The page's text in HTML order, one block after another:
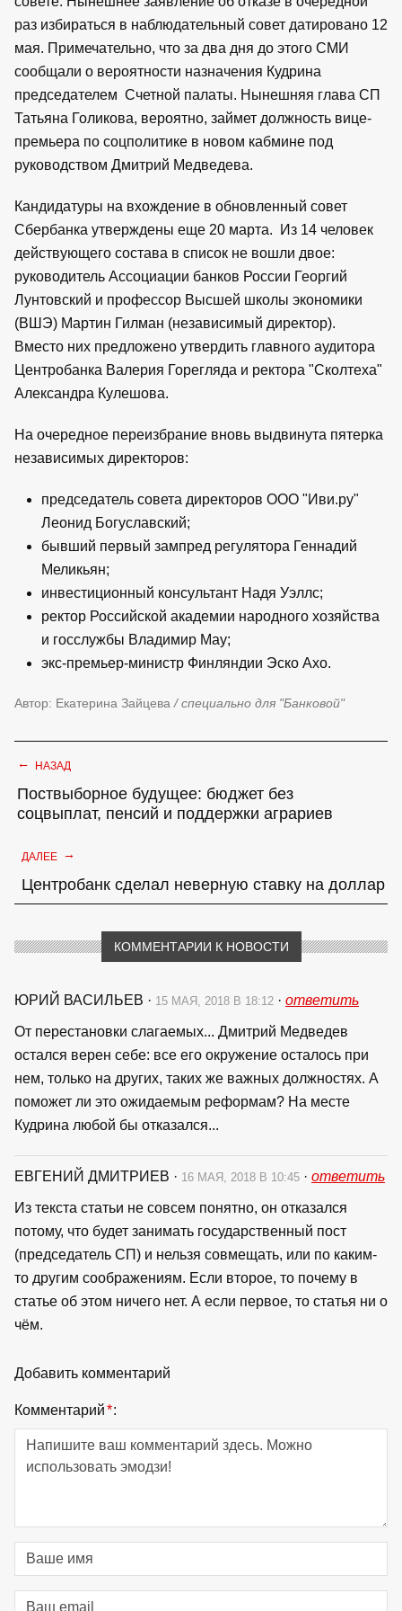
раз избираться в наблюдательный совет датировано 12
мая. Примечательно, что за два дня до этого СМИ
сообщали о вероятности назначения Кудрина
председателем Счетной палаты. Нынешняя глава СП
Татьяна Голикова, вероятно, займет должность вице-
премьера по соцполитике в новом кабмине под
руководством Дмитрий Медведева.
Кандидатуры на вхождение в обновленный совет
Сбербанка утверждены еще 20 марта. Из 14 человек
действующего состава в список не вошли двое:
руководитель Ассоциации банков России Георгий
Лунтовский и профессор Высшей школы экономики
(ВШЭ) Мартин Гилман (независимый директор).
Вместо них предложено утвердить главного аудитора
Центробанка Валерия Горегляда и ректора "Сколтеха"
Александра Кулешова.
На очередное переизбрание вновь выдвинута пятерка
независимых директоров:
председатель совета директоров ООО "Иви.ру"
Леонид Богуславский;
бывший первый зампред регулятора Геннадий
Меликьян;
инвестиционный консультант Надя Уэллс;
ректор Российской академии народного хозяйства
и госслужбы Владимир Мау;
экс-премьер-министр Финляндии Эско Ахо.
Автор: Екатерина Зайцева / специально для "Банковой"
← НАЗАД
Поствыборное будущее: бюджет без
соцвыплат, пенсий и поддержки аграриев
ДАЛЕЕ →
Центробанк сделал неверную ставку на доллар
КОММЕНТАРИИ К НОВОСТИ
ЮРИЙ ВАСИЛЬЕВ · 15 МАЯ, 2018 В 18:12 · ответить
От перестановки слагаемых... Дмитрий Медведев
остался верен себе: все его окружение осталось при
нем, только на других, таких же важных должностях. А
поможет ли это ожидаемым реформам? На месте
Кудрина любой бы отказался...
ЕВГЕНИЙ ДМИТРИЕВ · 16 МАЯ, 2018 В 10:45 · ответить
Из текста статьи не совсем понятно, он отказался
потому, что будет занимать государственный пост
(председатель СП) и нельзя совмещать, или по каким-
то другим соображениям. Если второе, то почему в
статье об этом ничего нет. А если первое, то статья ни о
чём.
Добавить комментарий
Комментарий*: